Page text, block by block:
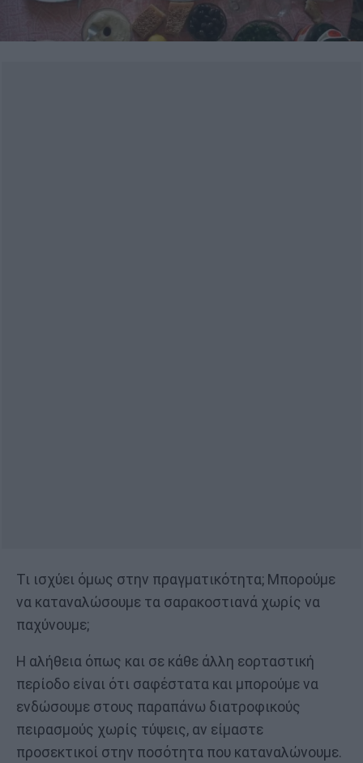
Τι ισχύει όμως στην πραγματικότητα; Μπορούμε
να καταναλώσουμε τα σαρακοστιανά χωρίς να
παχύνουμε;
Η αλήθεια όπως και σε κάθε άλλη εορταστική
περίοδο είναι ότι σαφέστατα και μπορούμε να
ενδώσουμε στους παραπάνω διατροφικούς
πειρασμούς χωρίς τύψεις, αν είμαστε
προσεκτικοί στην ποσότητα που καταναλώνουμε.